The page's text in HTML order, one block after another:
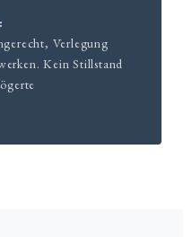
Verlegung
Kein Stillstand